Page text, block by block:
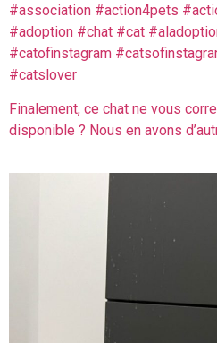
#association #action4pets
#adoption #chat #cat
#catofinstagram
#catslover
Finalement, ce chat ne vous
disponible ? Nous en avons